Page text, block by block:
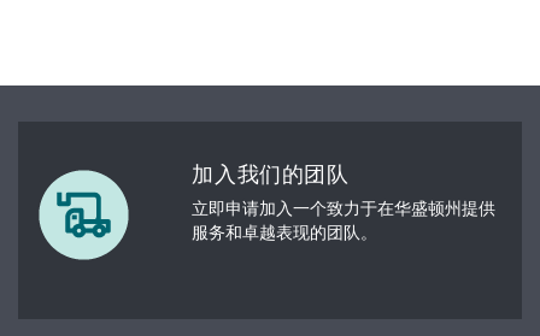
加入我们的团队
立即申请加入一个致力于在华盛顿州提供
服务和卓越表现的团队。